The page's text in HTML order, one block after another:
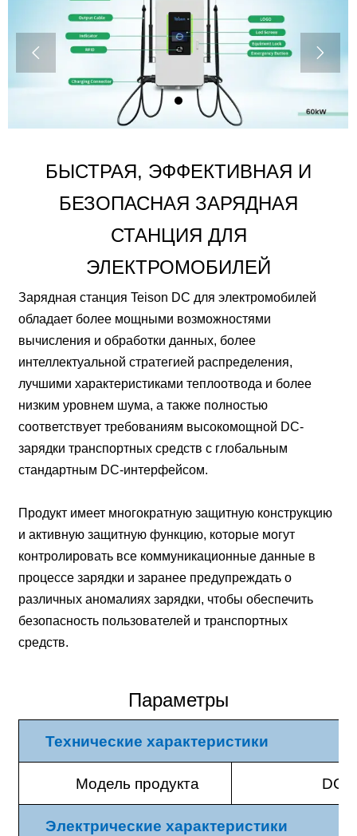
 
БЫСТРАЯ, ЭФФЕКТИВНАЯ И
БЕЗОПАСНАЯ ЗАРЯДНАЯ
СТАНЦИЯ ДЛЯ
ЭЛЕКТРОМОБИЛЕЙ
Зарядная станция Teison DC для электромобилей
обладает более мощными возможностями
вычисления и обработки данных, более
интеллектуальной стратегией распределения,
лучшими характеристиками теплоотвода и более
низким уровнем шума, а также полностью
соответствует требованиям высокомощной DC-
зарядки транспортных средств с глобальным
стандартным DC-интерфейсом.
Продукт имеет многократную защитную конструкцию
и активную защитную функцию, которые могут
контролировать все коммуникационные данные в
процессе зарядки и заранее предупреждать о
различных аномалиях зарядки, чтобы обеспечить
безопасность пользователей и транспортных
средств.
Параметры
Технические характеристики
Модель продукта DC
Электрические характеристики